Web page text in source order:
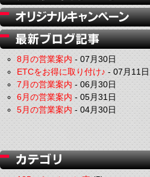
8月の営業案内-07月30日
ETCをお得に取り付け♪-07月11日
7月の営業案内-06月30日
6月の営業案内-05月31日
5月の営業案内-04月30日